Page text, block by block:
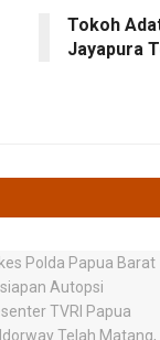
Tokoh
Jayapura